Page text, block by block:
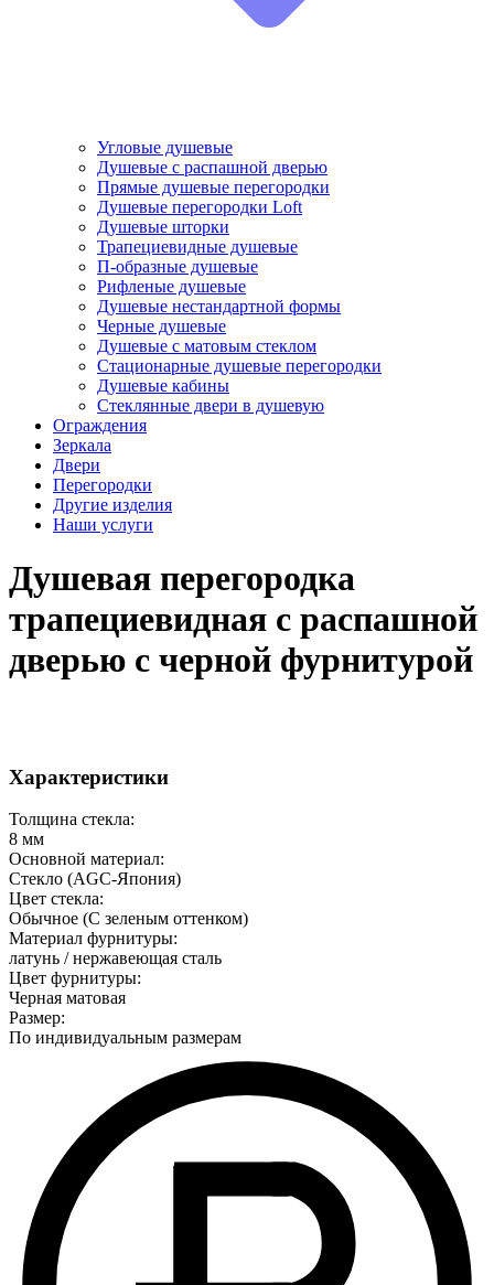
Угловые душевые
Душевые с распашной дверью
Прямые душевые перегородки
Душевые перегородки Loft
Душевые шторки
Трапециевидные душевые
П-образные душевые
Рифленые душевые
Душевые нестандартной формы
Черные душевые
Душевые с матовым стеклом
Стационарные душевые перегородки
Душевые кабины
Стеклянные двери в душевую
Ограждения
Зеркала
Двери
Перегородки
Другие изделия
Наши услуги
Душевая перегородка
трапециевидная с распашной
дверью с черной фурнитурой
Характеристики
Толщина стекла:
8 мм
Основной материал:
Стекло (AGC-Япония)
Цвет стекла:
Обычное (С зеленым оттенком)
Материал фурнитуры:
латунь / нержавеющая сталь
Цвет фурнитуры:
Черная матовая
Размер:
По индивидуальным размерам